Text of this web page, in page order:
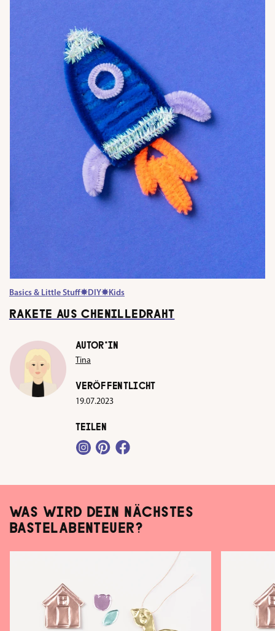
AUTOR*IN
Tina
VERÖFFENTLICHT
19.07.2023
TEILEN
Basics & Little Stuff✸DIY✸Kids
RAKETE AUS CHENILLEDRAHT
WAS WIRD DEIN NÄCHSTES
BASTELABENTEUER?